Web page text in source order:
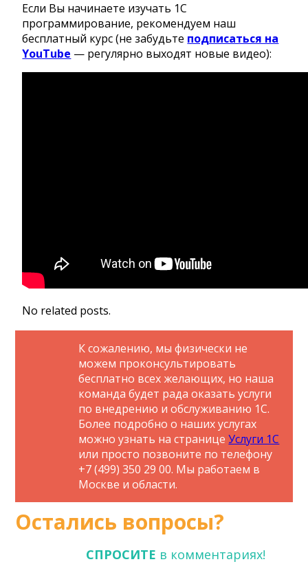
Если Вы начинаете изучать 1С
программирование, рекомендуем наш
бесплатный курс (не забудьте подписаться на
YouTube — регулярно выходят новые видео):
No related posts.
К сожалению, мы физически не
можем проконсультировать
бесплатно всех желающих, но наша
команда будет рада оказать услуги
по внедрению и обслуживанию 1С.
Более подробно о наших услугах
можно узнать на страницеУслуги 1С
или просто позвоните по телефону
+7 (499) 350 29 00. Мы работаем в
Москве и области.
Остались вопросы?
СПРОСИТЕ в комментариях!